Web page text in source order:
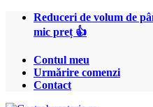
Treci
Treci
Reduceri de volum de
mic preț 👍
Contul meu
Urmărire comenzi
Contact